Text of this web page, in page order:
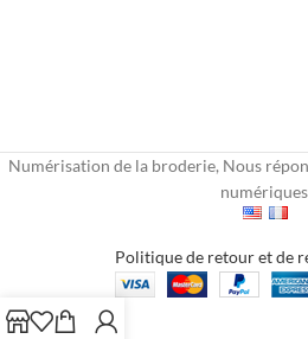
Numérisation de la broderie, Nous
Politique de retour et de